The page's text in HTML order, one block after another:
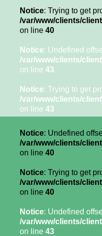
Notice: Trying to get
/var/www/clients/
on line 40
Notice: Undefined
/var/www/clients/
on line 43
Notice: Trying to get
/var/www/clients/
on line 43
Notice: Undefined
/var/www/clients/
on line 40
Notice: Trying to get
/var/www/clients/
on line 40
Notice: Undefined
/var/www/clients/
on line 43